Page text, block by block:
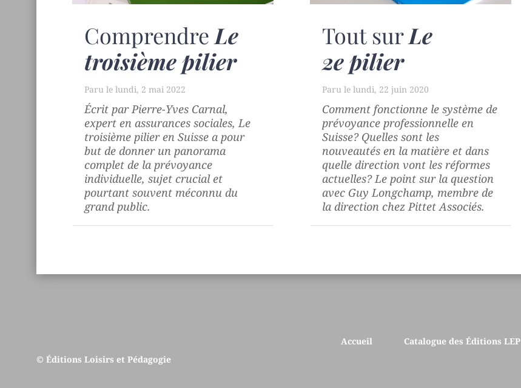
Comprendre Le
troisième pilier
lundi, 2 mai 2022
Écrit par Pierre-Yves Carnal,
expert en assurances sociales,Le
troisième pilier en Suisse a pour
but de donner un panorama
complet de la prévoyance
individuelle, sujet crucial et
pourtant souvent méconnu du
grand public.
Tout surLe
2e pilier
lundi, 22 juin 2020
Comment fonctionne le système de
prévoyance professionnelle en
Suisse? Quelles sont les
nouveautés en la matière et dans
quelle direction vont les réformes
actuelles? Le point sur la question
avec Guy Longchamp, membre de
la direction chez Pittet Associés.
© Éditions Loisirs et Pédagogie
Accueil Catalogue des Éditions LEP